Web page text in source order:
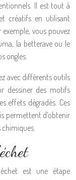
Il est tout à
créatifs en utilisant
exemple, vous pouvez
la betterave ou le
ongles.
avec différents outils
dessiner des motifs
effets dégradés. Ces
permettent d’obtenir
est une étape